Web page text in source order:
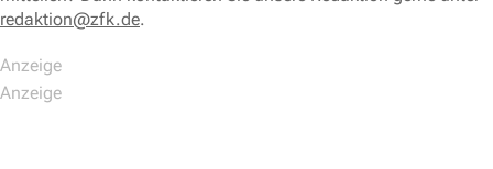
redaktion@zfk.de.